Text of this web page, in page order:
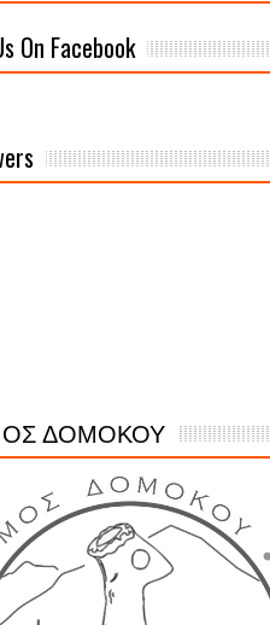
On Facebook
ΔΟΜΟΚΟΥ